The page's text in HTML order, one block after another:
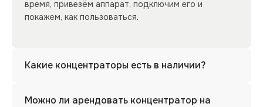
время, привезём аппарат, подключим его и
покажем, как пользоваться.
Какие концентраторы есть в наличии?
Можно ли арендовать концентратор на